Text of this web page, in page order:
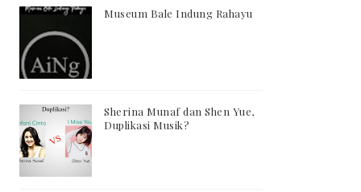
Museum Bale Indung Rahayu
Sherina Munaf dan Shen Yue,
Duplikasi Musik?